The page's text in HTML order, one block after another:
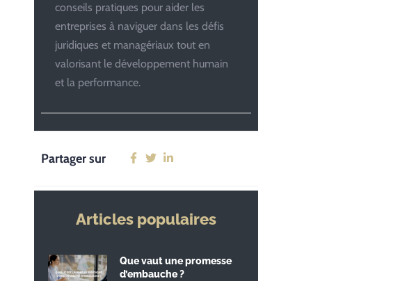
conseils pratiques pour aider les
entreprises à naviguer dans les défis
juridiques et managériaux tout en
valorisant le développement humain
et la performance.
Partager sur
Articles populaires
Que vaut une promesse
d’embauche ?